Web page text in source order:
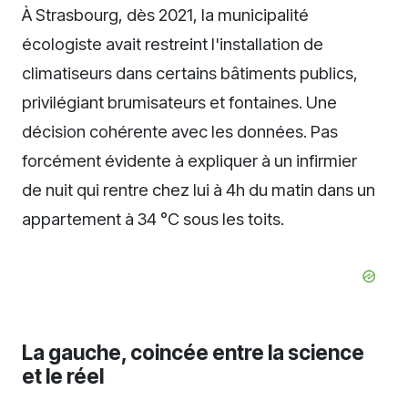
À Strasbourg, dès 2021, la municipalité
écologiste avait restreint l'installation de
climatiseurs dans certains bâtiments publics,
privilégiant brumisateurs et fontaines. Une
décision cohérente avec les données. Pas
forcément évidente à expliquer à un infirmier
de nuit qui rentre chez lui à 4h du matin dans un
appartement à 34 °C sous les toits.
La gauche, coincée entre la science
et le réel